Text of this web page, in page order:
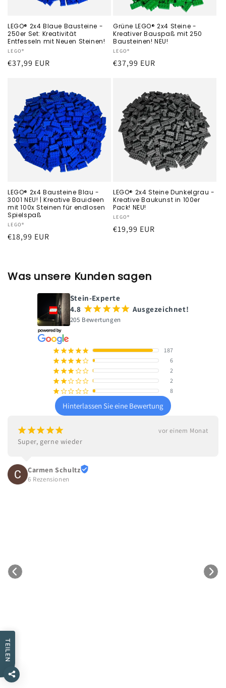
LEGO® 2x4 Blaue Bausteine -
250er Set: Kreativität
Entfesseln mit Neuen Steinen!
Anbieter:
LEGO®
Normaler
€37,99 EUR
Grüne LEGO® 2x4 Steine -
Kreativer Bauspaß mit 250
Bausteinen! NEU!
Anbieter:
LEGO®
Normaler
€37,99 EUR
LEGO® 2x4 Bausteine Blau -
3001 NEU! | Kreative Bauideen
mit 100x Steinen für endlosen
Spielspaß
Anbieter:
LEGO®
Normaler
€18,99 EUR
LEGO® 2x4 Steine Dunkelgrau -
Kreative Baukunst in 100er
Pack! NEU!
Anbieter:
LEGO®
Normaler
€19,99 EUR
Was unsere Kunden sagen
Stein-Experte
4.8 ¡¡¡¡¡ Ausgezeichnet!
205 Bewertungen
¡¡¡¡¡ 187
¡¡¡¡¢ 6
¡¡¡¢¢ 2
¡¡¢¢¢ 2
¡¢¢¢¢ 8
Hinterlassen Sie eine Bewertung
¡¡¡¡¡ vor einem Monat
Super, gerne wieder
Carmen Schultz
6 Rezensionen
TEILEN